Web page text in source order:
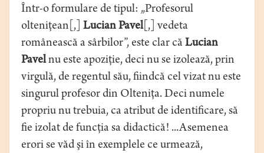
Într-o formulare de tipul: „Profesorul
olteniţean[,] Lucian Pavel[,] vedeta
românească a sârbilor”, este clar că Lucian
Pavelnu este apoziţie, deci nu se izolează, prin
virgulă, de regentul său, fiindcă cel vizat nu este
singurul profesor din Olteniţa. Deci numele
propriu nu trebuia, ca atribut de identificare, să
fie izolat de funcţia sa didactică! ...Asemenea
erori se văd şi în exemplele ce urmează,